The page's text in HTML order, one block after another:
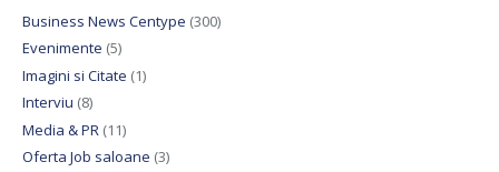
Business News Centype (300)
Evenimente (5)
Imagini si Citate (1)
Interviu (8)
Media & PR(11)
Oferta Job saloane (3)